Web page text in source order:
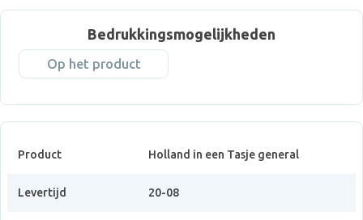
Bedrukkingsmogelijkheden
Op het product
Product Holland in een Tasje general
Levertijd 20-08